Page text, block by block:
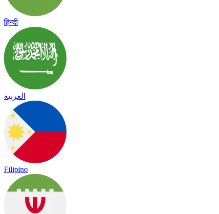
हिन्दी
العربية
Filipino